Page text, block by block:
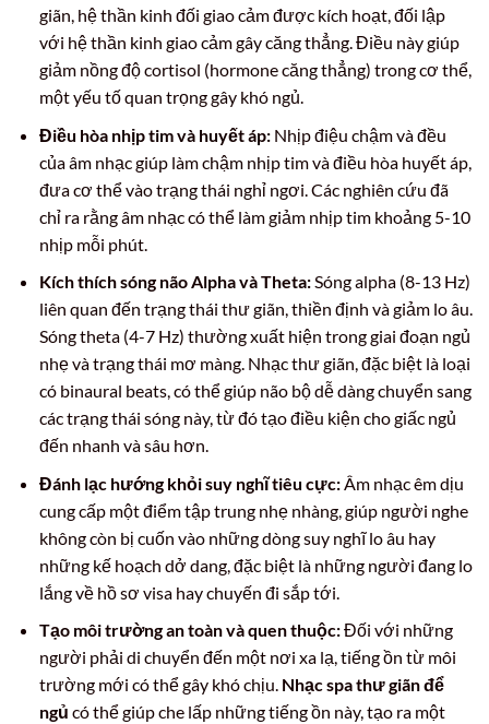
giãn, hệ thần kinh đối giao cảm được kích hoạt, đối lập
với hệ thần kinh giao cảm gây căng thẳng. Điều này giúp
giảm nồng độ cortisol (hormone căng thẳng) trong cơ thể,
một yếu tố quan trọng gây khó ngủ.
Điều hòa nhịp tim và huyết áp:Nhịp điệu chậm và đều
của âm nhạc giúp làm chậm nhịp tim và điều hòa huyết áp,
đưa cơ thể vào trạng thái nghỉ ngơi. Các nghiên cứu đã
chỉ ra rằng âm nhạc có thể làm giảm nhịp tim khoảng 5-10
nhịp mỗi phút.
Kích thích sóng não Alpha và Theta:Sóng alpha (8-13 Hz)
liên quan đến trạng thái thư giãn, thiền định và giảm lo âu.
Sóng theta (4-7 Hz) thường xuất hiện trong giai đoạn ngủ
nhẹ và trạng thái mơ màng. Nhạc thư giãn, đặc biệt là loại
có binaural beats, có thể giúp não bộ dễ dàng chuyển sang
các trạng thái sóng này, từ đó tạo điều kiện cho giấc ngủ
đến nhanh và sâu hơn.
Đánh lạc hướng khỏi suy nghĩ tiêu cực:Âm nhạc êm dịu
cung cấp một điểm tập trung nhẹ nhàng, giúp người nghe
không còn bị cuốn vào những dòng suy nghĩ lo âu hay
những kế hoạch dở dang, đặc biệt là những người đang lo
lắng về hồ sơ visa hay chuyến đi sắp tới.
Tạo môi trường an toàn và quen thuộc:Đối với những
người phải di chuyển đến một nơi xa lạ, tiếng ồn từ môi
trường mới có thể gây khó chịu. Nhạc spa thư giãn để
ngủ có thể giúp che lấp những tiếng ồn này, tạo ra một